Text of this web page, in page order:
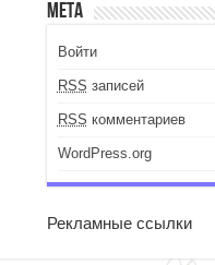
Мета
Войти
RSS записей
RSS комментариев
WordPress.org
Рекламные ссылки